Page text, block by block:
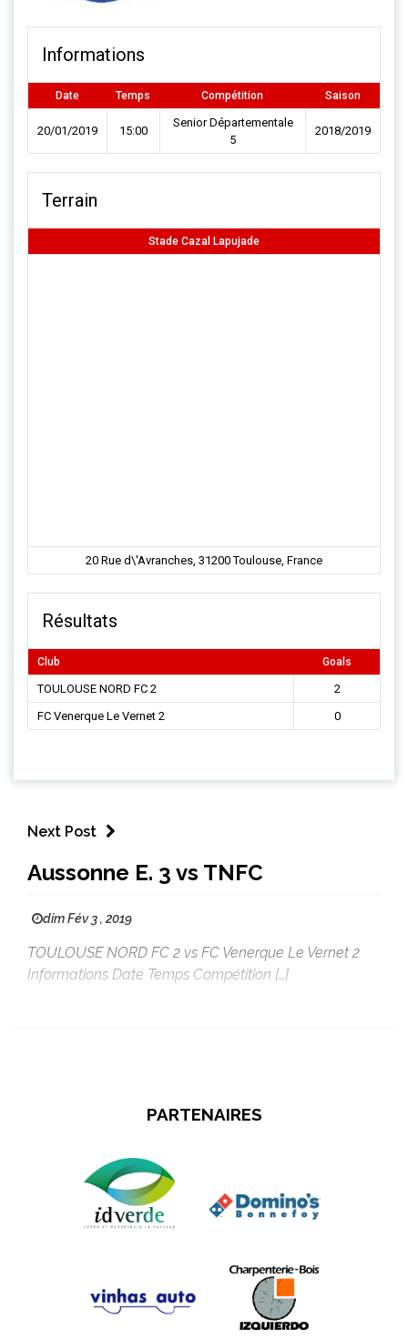
Informations
Date Temps Compétition Saison
20/01/2019 15:00
Senior Départementale
5
2018/2019
Terrain
Stade Cazal Lapujade
20 Rue d\'Avranches, 31200 Toulouse, France
Résultats
Club Goals
TOULOUSE NORD FC 2
2
FC Venerque Le Vernet 2
0
Next Post
Aussonne E. 3 vs TNFC
dim Fév 3 , 2019
TOULOUSE NORD FC 2 vs FC Venerque Le Vernet 2
Informations Date Temps Compétition […]
PARTENAIRES